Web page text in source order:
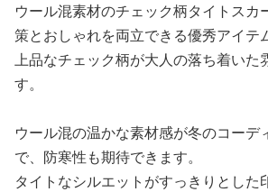
ウール混素材のチェック柄タイトスカ
策とおしゃれを両立できる優秀アイテ
上品なチェック柄が大人の落ち着いた
す。
ウール混の温かな素材感が冬のコーデ
で、防寒性も期待できます。
タイトなシルエットがすっきりとした